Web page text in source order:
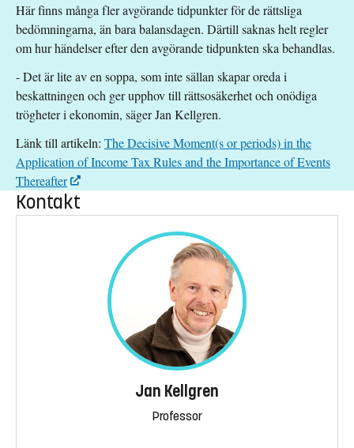
Här finns många fler avgörande tidpunkter för de rättsliga
bedömningarna, än bara balansdagen. Därtill saknas helt regler
om hur händelser efter den avgörande tidpunkten ska behandlas.
- Det är lite av en soppa, som inte sällan skapar oreda i
beskattningen och ger upphov till rättsosäkerhet och onödiga
trögheter i ekonomin, säger Jan Kellgren.
Länk till artikeln: The Decisive Moment(s or periods) in the
Application of Income Tax Rules and the Importance of Events
Thereafter
Kontakt
Jan Kellgren
Professor